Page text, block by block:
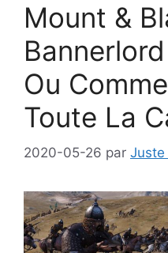
Mount &
Ou
Toute La
2020-05-26 par Juste